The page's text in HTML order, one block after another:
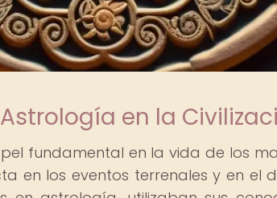
en la
fundamental en la vida de los
en los eventos terrenales y en el